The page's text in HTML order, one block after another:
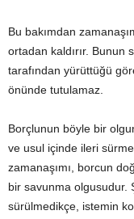
Bu bakımdan
ortadan kaldırır. Bunun
tarafından yürüttüğü
önünde tutulamaz.
Borçlunun böyle bir
ve usul içinde ileri
zamanaşımı, borcun
bir savunma olgusudur.
sürülmedikçe, istemin